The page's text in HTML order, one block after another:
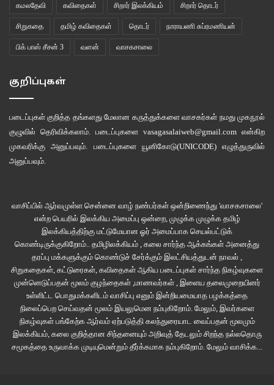
கமலதேவி கவிதைகள் சிறார் இலக்கியம் சிறார் தொடர்
சிறுகதை தமிழ் கவிதைகள் தொடர் நாராயணி சுப்ரமணியன்
பிக் பாஸ் சீசன் 3 வளன் வாசகசாலை
குறிப்புகள்
படைப்புகள் குறித்த தங்களது மேலான கருத்துக்களை வாசகர்கள் நமது முகநூல்
குழுவில் தெரிவிக்கலாம். படைப்புகளை vasagasalaiweb@gmail.com என்கிற
முகவரிக்கு அனுப்பவும். படைப்புகளை யூனிகோடு(UNICODE)எழுத்துருவில்
அனுப்பவும்.
வாசிப்பில் ஆர்வமுள்ள சென்னை வாழ் நண்பர்கள் ஒன்றிணைந்து 'வாசகசாலை'
என்ற பெயரில் இலக்கிய அமைப்பு ஒன்றை, முழுக்க முழுக்க தமிழ்
இலக்கியத்திற்கு மட்டுமேயான ஓர் அமைப்பாக செயல்பட்டுக்
கொண்டிருக்குகிறோம்.. தமிழிலக்கியம் , கலை சார்ந்த ஆக்கங்கள் அனைத்து
தரப்பு மக்களுக்கும் கொண்டுச் சேர்க்கும் இலட்சியத்துடன் நாவல் ,
சிறுகதைகள், கட்டுரைகள், கவிதைகள் ஆகிய படைப்புகள் சார்ந்த நிகழ்வுகளை
முன்னெடுப்பதன் மூலம் குழந்தைகள் ,மாணவர்கள் , இளைய தலைமுறையினர்
உள்ளிட்ட பொதுமக்களிடம் வாசிப்பு எனும் இன்றியமையாத பழக்கத்தை
நிலைப்பெற செய்வதன் மூலம் இயலுமென நம்புகிறோம். மேலும், இவர்களை
நிகழ்வுகள் பங்கேற்க ஆர்வம் ஏற்படுத்தி கலந்துரையாட வைப்பதன் மூலமும்
இலக்கியம், கலை குறித்தான சிந்தனையும் அறிவுத் தேடலும் சிறந்த நல்லதொரு
சமூகத்தை உருவாக்க முடியுமென்றும் தீர்க்கமாக நம்புகிறோம். மேலும் வாசிக்க...